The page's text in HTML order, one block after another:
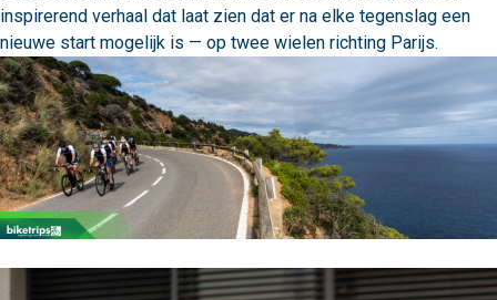
inspirerend verhaal dat laat zien dat er na elke tegenslag een
nieuwe start mogelijk is — op twee wielen richting Parijs.